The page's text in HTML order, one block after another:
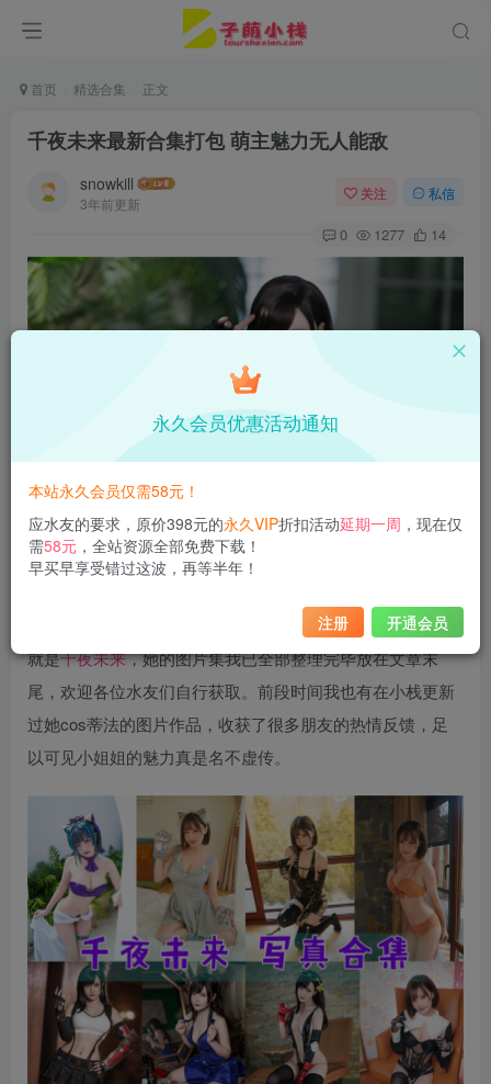
首页 精选合集 正文
千夜未来最新合集打包 萌主魅力无人能敌
snowkill
3年前更新
关注 私信
0 1277 14
今天掌柜来给大家分享一位被称为“大陆萌主”的小姐姐，她
就是千夜未来，她的图片集我已全部整理完毕放在文章末
尾，欢迎各位水友们自行获取。前段时间我也有在小栈更新
过她cos蒂法的图片作品，收获了很多朋友的热情反馈，足
以可见小姐姐的魅力真是名不虚传。
永久会员优惠活动通知
本站永久会员仅需58元！
应水友的要求，原价398元的永久VIP折扣活动延期一周 ，现在仅
需58元 ，全站资源全部免费下载！
早买早享受错过这波，再等半年！
注册 开通会员